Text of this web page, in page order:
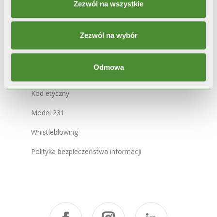
Zezwól na wszystkie
Zezwól na wybór
Odmowa
Zintegrowana polityka systemowa
Mapa witryny
Kod etyczny
Model 231
Whistleblowing
Polityka bezpieczeństwa informacji